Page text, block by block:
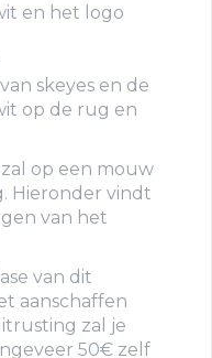
en het logo
skeyes en de
op de rug en
op een mouw
Hieronder vindt
van het
van dit
aanschaffen
zal je
50€ zelf